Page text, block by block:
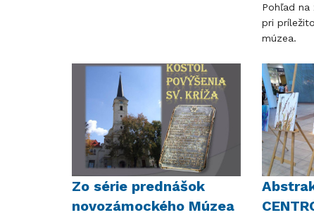
Pohľad
pri
múzea.
Zo série prednášok
novozámockého Múzea